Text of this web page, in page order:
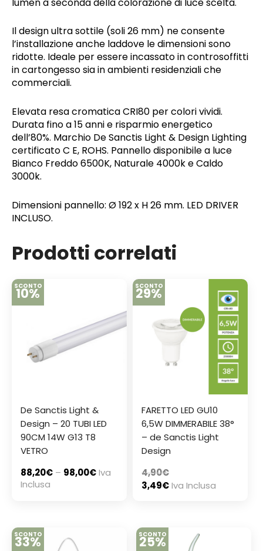
Il design ultra sottile (soli 26 mm) ne consente
l’installazione anche laddove le dimensioni sono
ridotte. Ideale per essere incassato in controsoffitti
in cartongesso sia in ambienti residenziali che
commerciali.
Elevata resa cromatica CRI80 per colori vividi.
Durata fino a 15 anni e risparmio energetico
dell’80%. Marchio De Sanctis Light & Design Lighting
certificato C E, ROHS. Pannello disponibile a luce
Bianco Freddo 6500K, Naturale 4000k e Caldo
3000k.
Dimensioni pannello: Ø 192 x H 26 mm. LED DRIVER
INCLUSO.
Prodotti correlati
SCONTO
10%
De Sanctis Light &
Design – 20 TUBI LED
90CM 14W G13 T8
VETRO
88,20€ – 98,00€Iva
Inclusa
SCONTO
29%
FARETTO LED GU10
6,5W DIMMERABILE 38°
– de Sanctis Light
Design
4,90€
3,49€Iva Inclusa
SCONTO
33% SCONTO
25%